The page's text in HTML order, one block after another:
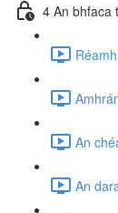
4 An bhfaca
An
An